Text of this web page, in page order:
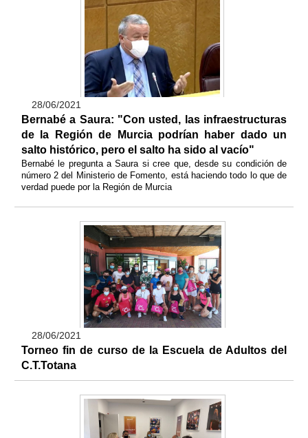
28/06/2021
Bernabé a Saura: "Con usted, las infraestructuras
de la Región de Murcia podrían haber dado un
salto histórico, pero el salto ha sido al vacío"
Bernabé le pregunta a Saura si cree que, desde su condición de
número 2 del Ministerio de Fomento, está haciendo todo lo que de
verdad puede por la Región de Murcia
28/06/2021
Torneo fin de curso de la Escuela de Adultos del
C.T.Totana